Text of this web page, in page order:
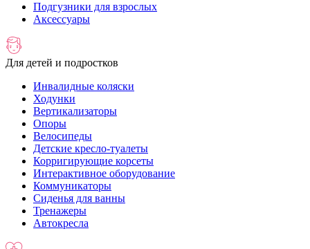
Подгузники для взрослых
Аксессуары
Для детей и подростков
Инвалидные коляски
Ходунки
Вертикализаторы
Опоры
Велосипеды
Детские кресло-туалеты
Корригирующие корсеты
Интерактивное оборудование
Коммуникаторы
Сиденья для ванны
Тренажеры
Автокресла